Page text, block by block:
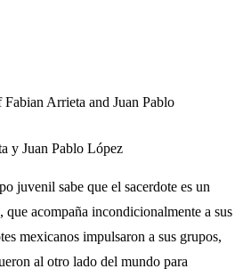
Fabian Arrieta and Juan Pablo
y Juan Pablo López
juvenil sabe que el sacerdote es un
que acompaña incondicionalmente a sus
mexicanos impulsaron a sus grupos,
al otro lado del mundo para